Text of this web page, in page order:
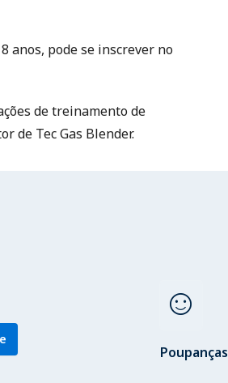
anos, pode se inscrever no
de treinamento de
de Tec Gas Blender.
sentiment_satisfied
Poupanças